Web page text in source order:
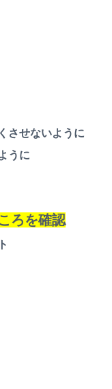
させないように
うに
ろを確認